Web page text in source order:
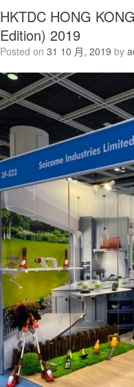
HKTDC HONG
Edition) 2019
Posted on 31 10 月, 2019 by